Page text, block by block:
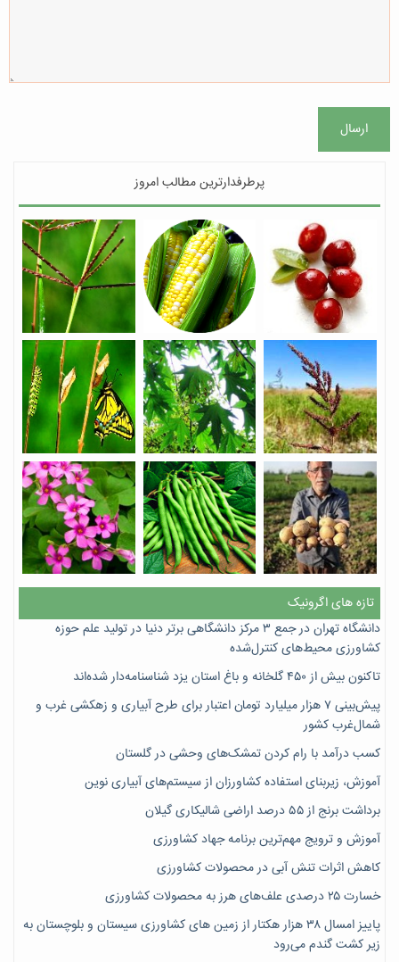
ارسال
پرطرفدارترین مطالب امروز
تازه های اگرونیک
دانشگاه تهران در جمع ۳ مرکز دانشگاهی برتر دنیا در تولید علم حوزه
کشاورزی محیط‌های کنترل‌شده
تاکنون بیش از ۴۵۰ گلخانه و باغ استان یزد شناسنامه‌دار شده‌اند
پیش‌بینی ۷‌ هزار میلیارد تومان اعتبار برای طرح آبیاری و زهکشی غرب و
شمال‌غرب کشور
کسب درآمد با رام کردن تمشک‌های وحشی در گلستان
آموزش، زیربنای استفاده کشاورزان از سیستم‌های آبیاری نوین
برداشت برنج از ۵۵ درصد اراضی شالیکاری گیلان
آموزش و ترویج مهم‌ترین برنامه جهاد کشاورزی
کاهش اثرات تنش آبی در محصولات کشاورزی
خسارت ۲۵ درصدی علف‌های هرز به محصولات کشاورزی
پاییز امسال ۳۸ هزار هکتار از زمین های کشاورزی سیستان و بلوچستان به
زیر کشت گندم می‌رود